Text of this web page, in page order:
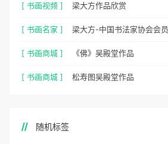
[ 书画视频 ] 梁大方作品欣赏
[ 书画名家 ] 梁大方-中国书法家协会会员
[ 书画商城 ] 《佛》吴殿堂作品
[ 书画商城 ] 松寿图吴殿堂作品
随机标签